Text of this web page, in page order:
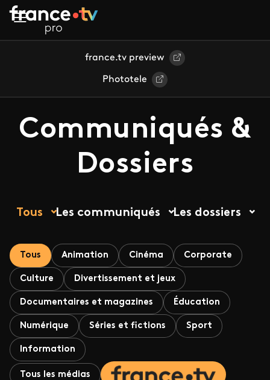
Aller au contenu principal
france.tv preview
Phototele
Communiqués &
Dossiers
Tous Les communiqués Les dossiers
Tous Animation Cinéma Corporate
Culture Divertissement et jeux
Documentaires et magazines Éducation
Numérique Séries et fictions Sport
Information
Tous les médias